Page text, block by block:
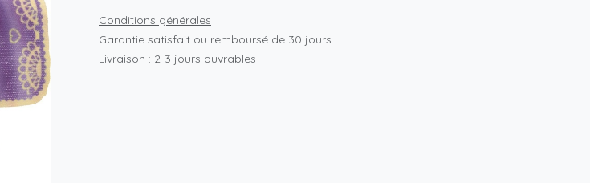
Conditions générales
Garantie satisfait ou remboursé de 30 jours
Livraison : 2-3 jours ouvrables